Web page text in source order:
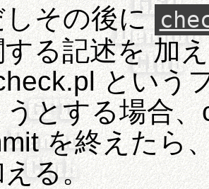
しその後に
る記述を 加
という
とする場合
を終えたら
る。